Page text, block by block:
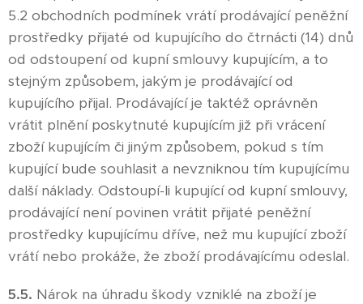
5.2 obchodních podmínek vrátí prodávající peněžní
prostředky přijaté od kupujícího do čtrnácti (14) dnů
od odstoupení od kupní smlouvy kupujícím, a to
stejným způsobem, jakým je prodávající od
kupujícího přijal. Prodávající je taktéž oprávněn
vrátit plnění poskytnuté kupujícím již při vrácení
zboží kupujícím či jiným způsobem, pokud s tím
kupující bude souhlasit a nevzniknou tím kupujícímu
další náklady. Odstoupí-li kupující od kupní smlouvy,
prodávající není povinen vrátit přijaté peněžní
prostředky kupujícímu dříve, než mu kupující zboží
vrátí nebo prokáže, že zboží prodávajícímu odeslal.
5.5. Nárok na úhradu škody vzniklé na zboží je